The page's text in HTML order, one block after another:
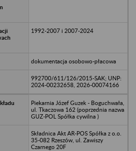
1992-2007 i 2007-2024
dokumentacja osobowo-płacowa
992700/611/126/2015-SAK; UNP:
2024-00232658, 2026-00074166
Piekarnia Józef Guzek - Boguchwała,
ul. Tkaczowa 162 (poprzednia nazwa
GUZ-POL Spółka cywilna )
Składnica Akt AR-POS Spółka z o.o.
35-082 Rzeszów, ul. Zawiszy
Czarnego 20F